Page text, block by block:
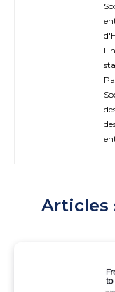
Articles